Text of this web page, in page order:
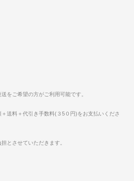
をご希望の方がご利用可能です。
送料＋代引き手数料(３5０円)をお支払いくださ
とさせていただきます。